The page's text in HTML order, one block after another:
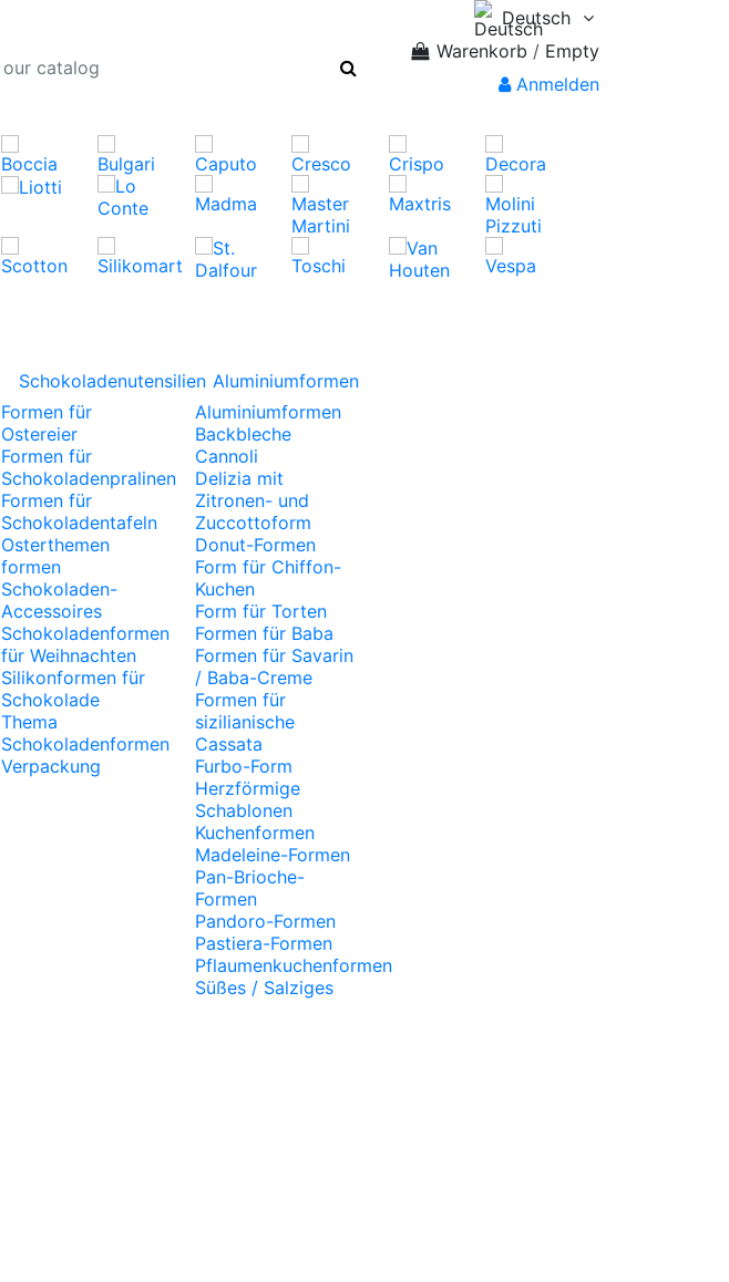
Deutsch
Warenkorb / Empty
Anmelden
Schokoladenutensilien
Formen für
Ostereier
Formen für
Schokoladenpralinen
Formen für
Schokoladentafeln
Osterthemen
formen
Schokoladen-
Accessoires
Schokoladenformen
für Weihnachten
Silikonformen für
Schokolade
Thema
Schokoladenformen
Verpackung
Aluminiumformen
Aluminiumformen
Backbleche
Cannoli
Delizia mit
Zitronen- und
Zuccottoform
Donut-Formen
Form für Chiffon-
Kuchen
Form für Torten
Formen für Baba
Formen für Savarin
/ Baba-Creme
Formen für
sizilianische
Cassata
Furbo-Form
Herzförmige
Schablonen
Kuchenformen
Madeleine-Formen
Pan-Brioche-
Formen
Pandoro-Formen
Pastiera-Formen
Pflaumenkuchenformen
Süßes / Salziges